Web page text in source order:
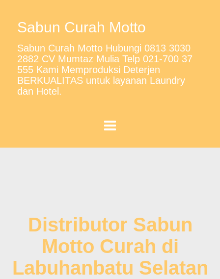
Sabun Curah Motto
Sabun Curah Motto Hubungi 0813 3030
2882 CV Mumtaz Mulia Telp 021-700 37
555 Kami Memproduksi Deterjen
BERKUALITAS untuk layanan Laundry
dan Hotel.
Distributor Sabun
Motto Curah di
Labuhanbatu Selatan